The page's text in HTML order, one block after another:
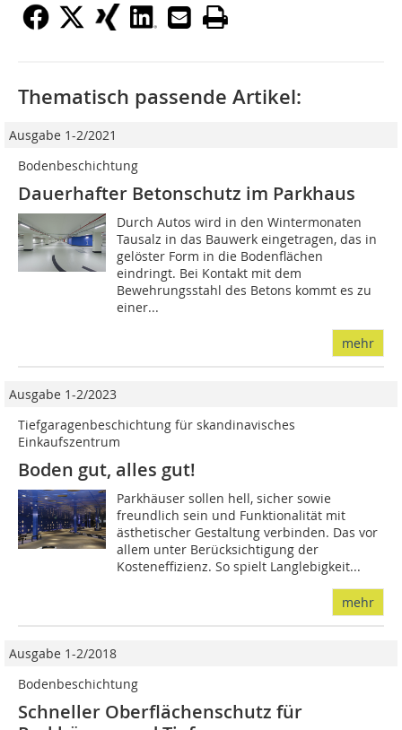
Thematisch passende Artikel:
Ausgabe 1-2/2021
Bodenbeschichtung
Dauerhafter Betonschutz im Parkhaus
Durch Autos wird in den Wintermonaten
Tausalz in das Bauwerk eingetragen, das in
gelöster Form in die Bodenflächen
eindringt. Bei Kontakt mit dem
Bewehrungsstahl des Betons kommt es zu
einer...
mehr
Ausgabe 1-2/2023
Tiefgaragenbeschichtung für skandinavisches
Einkaufszentrum
Boden gut, alles gut!
Parkhäuser sollen hell, sicher sowie
freundlich sein und Funktionalität mit
ästhetischer Gestaltung verbinden. Das vor
allem unter Berücksichtigung der
Kosteneffizienz. So spielt Langlebigkeit...
mehr
Ausgabe 1-2/2018
Bodenbeschichtung
Schneller Oberflächenschutz für